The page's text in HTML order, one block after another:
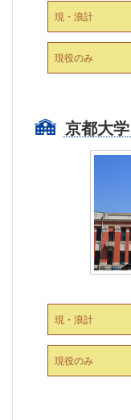
現・浪計
現役のみ
京都大学
現・浪計
現役のみ